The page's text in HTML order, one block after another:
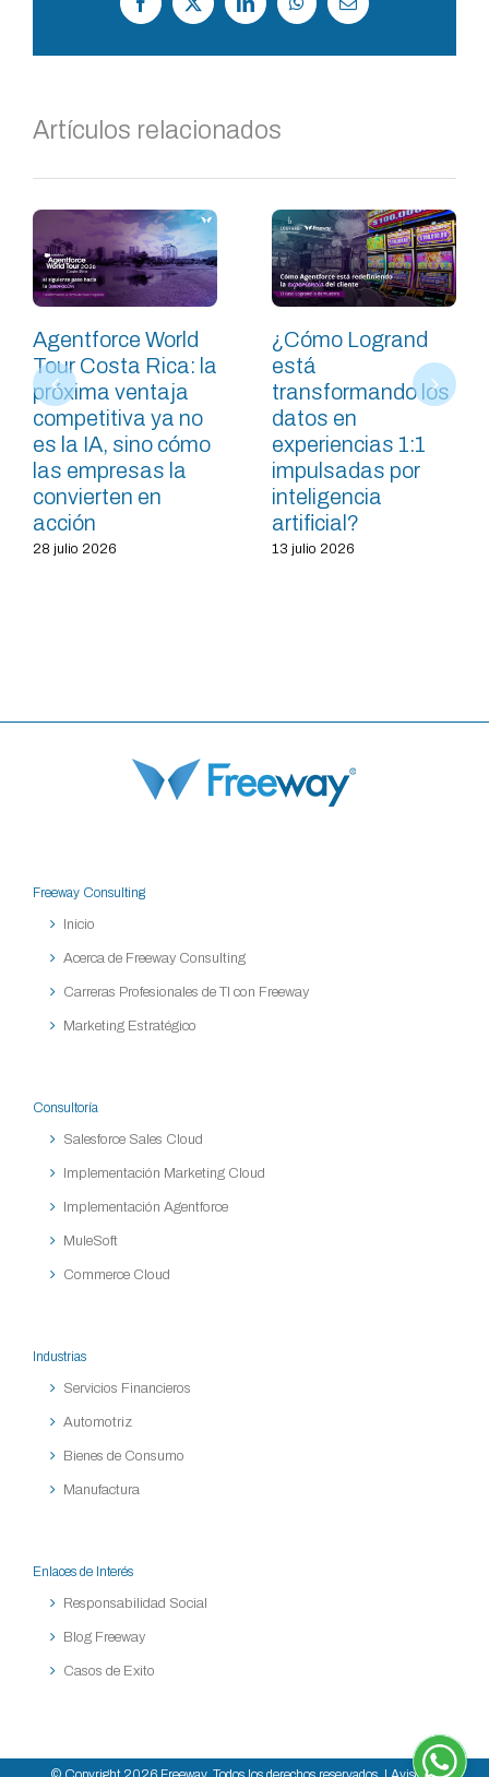
Facebook
X LinkedInWhatsApp
Correo
electrónico
Artículos relacionados
Agentforce World
Tour Costa Rica: la
próxima ventaja
competitiva ya no
es la IA, sino cómo
las empresas la
convierten en
acción
28 julio 2026
¿Cómo Logrand
está
transformando los
datos en
experiencias 1:1
impulsadas por
inteligencia
artificial?
13 julio 2026
Freeway Consulting
Inicio
Acerca de Freeway Consulting
Carreras Profesionales de TI con Freeway
Marketing Estratégico
Consultoría
Salesforce Sales Cloud
Implementación Marketing Cloud
Implementación Agentforce
MuleSoft
Commerce Cloud
Industrias
Servicios Financieros
Automotriz
Bienes de Consumo
Manufactura
Enlaces de Interés
Responsabilidad Social
Blog Freeway
Casos de Exito